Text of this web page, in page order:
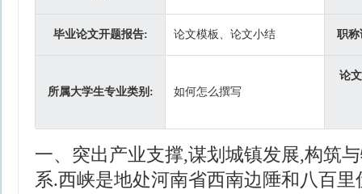
毕业论文开题报告: 论文模板、论文小结 职
所属大学生专业类别: 如何怎么撰写
论
一、突出产业支撑,谋划城镇发展,构筑
系.西峡是地处河南省西南边陲和八百